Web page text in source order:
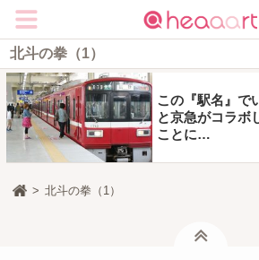
北斗の拳（1）
この『駅名』
と京急がコラボ
ことに…
北斗の拳（1）